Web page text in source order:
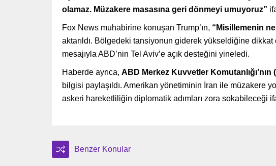
olamaz. Müzakere masasına geri dönmeyi umuyoruz”
Fox News muhabirine konuşan Trump’ın, “Misillemenin
aktarıldı. Bölgedeki tansiyonun giderek yükseldiğine dikkat
mesajıyla ABD’nin Tel Aviv’e açık desteğini yineledi.
Haberde ayrıca, ABD Merkez Kuvvetler Komutanlığı’nın
bilgisi paylaşıldı. Amerikan yönetiminin İran ile müzakere
askeri hareketliliğin diplomatik adımları zora sokabileceği
Benzer Konular